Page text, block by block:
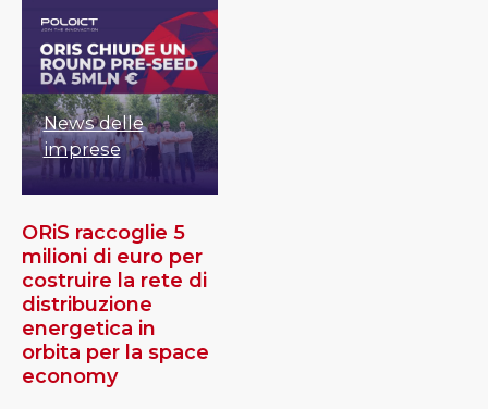
News delle
imprese
ORiS raccoglie 5
milioni di euro per
costruire la rete di
distribuzione
energetica in
orbita per la space
economy